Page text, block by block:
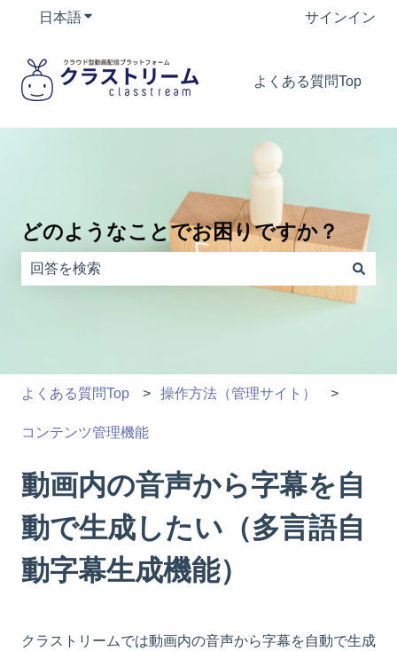
日本語翻訳のサブメニューを表示 サインイン
よくある質問Top
どのようなことでお困りですか？
検索フィールドが空なので、候補はありません。
よくある質問Top 操作方法（管理サイト）
コンテンツ管理機能
動画内の音声から字幕を自
動で生成したい（多言語自
動字幕生成機能）
クラストリームでは動画内の音声から字幕を自動で生成